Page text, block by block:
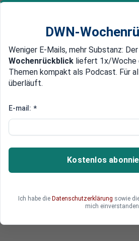
Newsticker MEIN DWN:
Edelmetalle DWN-Magazin
Erzwungener Kohle-Ausstieg
Ifo-Institut: Aufbau
Lausitz wird nicht
Das ifo-Institut sieht Pläne der
Schließung der Kohlegruben
Batteriezellenproduktion
DWN-
Weniger E-Mails, mehr Substanz: Der
Wochenrückblick liefert 1x/
Themen kompakt als Podcast. Für
überläuft.
E-mail: *
Kostenlos
Ich habe die Datenschutzerklärung sowie
mich